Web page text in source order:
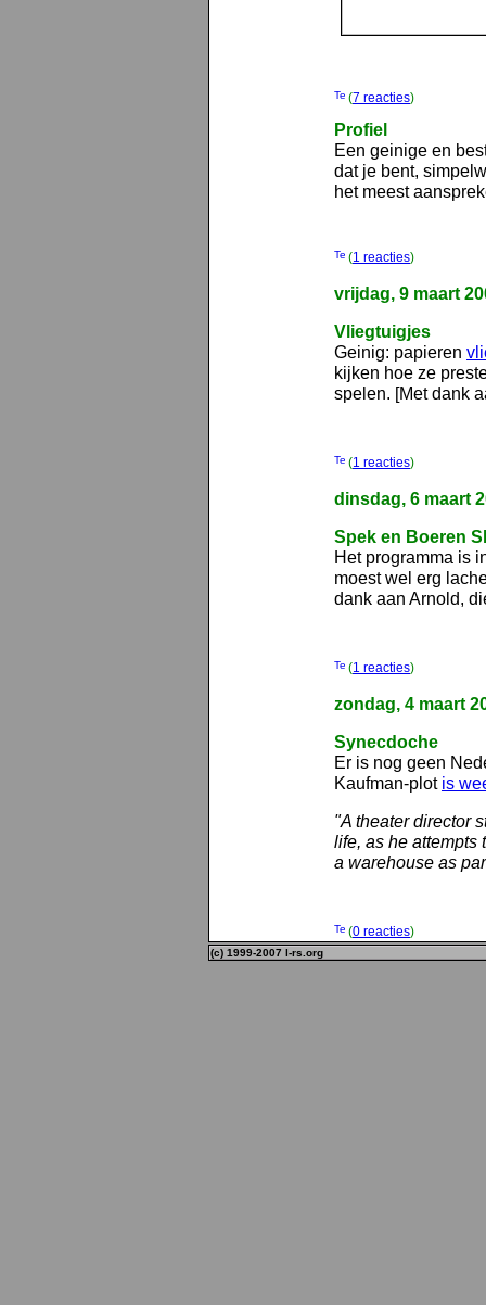
(7 reacties)
Profiel
Een geinige en
dat je bent,
het meest
(1 reacties)
vrijdag, 9 maart
Vliegtuigjes
Geinig: papieren
kijken hoe ze
spelen. [Met dank
(1 reacties)
dinsdag, 6 maart
Spek en Boeren
Het programma is
moest wel erg
dank aan Arnold,
(1 reacties)
zondag, 4 maart
Synecdoche
Er is nog geen
Kaufman-plot is
"A theater director
life, as he attempts
a warehouse as
(0 reacties)
(c) 1999-2007 l-rs.org